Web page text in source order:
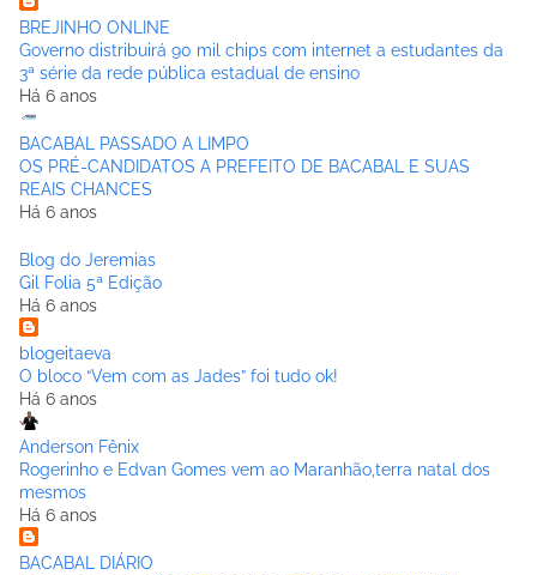
BREJINHO ONLINE
Governo distribuirá 90 mil chips com internet a estudantes da
3ª série da rede pública estadual de ensino
Há 6 anos
BACABAL PASSADO A LIMPO
OS PRÉ-CANDIDATOS A PREFEITO DE BACABAL E SUAS
REAIS CHANCES
Há 6 anos
Blog do Jeremias
Gil Folia 5ª Edição
Há 6 anos
blogeitaeva
O bloco “Vem com as Jades” foi tudo ok!
Há 6 anos
Anderson Fênix
Rogerinho e Edvan Gomes vem ao Maranhão,terra natal dos
mesmos
Há 6 anos
BACABAL DIÁRIO